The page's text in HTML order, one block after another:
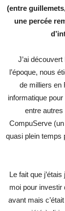
(entre
une percée
J’ai
l’époque, nous
de milliers en
informatique
entre autres
CompuServe
quasi plein temps
Le fait que
moi pour investir
avant mais